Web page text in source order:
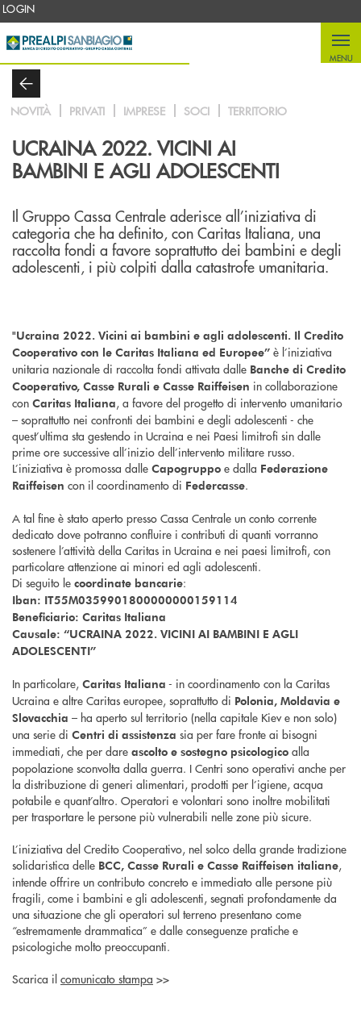
Salta al contenuto principale
LOGIN
MENU
NOVITÀ PRIVATI IMPRESE SOCI TERRITORIO
UCRAINA 2022. VICINI AI
BAMBINI E AGLI ADOLESCENTI
Il Gruppo Cassa Centrale aderisce all’iniziativa di
categoria che ha definito, con Caritas Italiana, una
raccolta fondi a favore soprattutto dei bambini e degli
adolescenti, i più colpiti dalla catastrofe umanitaria.
"Ucraina 2022. Vicini ai bambini e agli adolescenti. Il Credito
Cooperativo con le Caritas Italiana ed Europee” è l’iniziativa
unitaria nazionale di raccolta fondi attivata dalle Banche di Credito
Cooperativo, Casse Rurali e Casse Raiffeisen in collaborazione
con Caritas Italiana, a favore del progetto di intervento umanitario
– soprattutto nei confronti dei bambini e degli adolescenti - che
quest’ultima sta gestendo in Ucraina e nei Paesi limitrofi sin dalle
prime ore successive all’inizio dell’intervento militare russo.
L’iniziativa è promossa dalle Capogruppo e dalla Federazione
Raiffeisen con il coordinamento di Federcasse.
A tal fine è stato aperto presso Cassa Centrale un conto corrente
dedicato dove potranno confluire i contributi di quanti vorranno
sostenere l’attività della Caritas in Ucraina e nei paesi limitrofi, con
particolare attenzione ai minori ed agli adolescenti.
Di seguito le coordinate bancarie:
Iban: IT55M0359901800000000159114
Beneficiario: Caritas Italiana
Causale: “UCRAINA 2022. VICINI AI BAMBINI E AGLI
ADOLESCENTI”
In particolare, Caritas Italiana - in coordinamento con la Caritas
Ucraina e altre Caritas europee, soprattutto di Polonia, Moldavia e
Slovacchia – ha aperto sul territorio (nella capitale Kiev e non solo)
una serie di Centri di assistenza sia per fare fronte ai bisogni
immediati, che per dare ascolto e sostegno psicologico alla
popolazione sconvolta dalla guerra. I Centri sono operativi anche per
la distribuzione di generi alimentari, prodotti per l’igiene, acqua
potabile e quant’altro. Operatori e volontari sono inoltre mobilitati
per trasportare le persone più vulnerabili nelle zone più sicure.
L’iniziativa del Credito Cooperativo, nel solco della grande tradizione
solidaristica delle BCC, Casse Rurali e Casse Raiffeisen italiane,
intende offrire un contributo concreto e immediato alle persone più
fragili, come i bambini e gli adolescenti, segnati profondamente da
una situazione che gli operatori sul terreno presentano come
“estremamente drammatica” e dalle conseguenze pratiche e
psicologiche molto preoccupanti.
Scarica il comunicato stampa >>